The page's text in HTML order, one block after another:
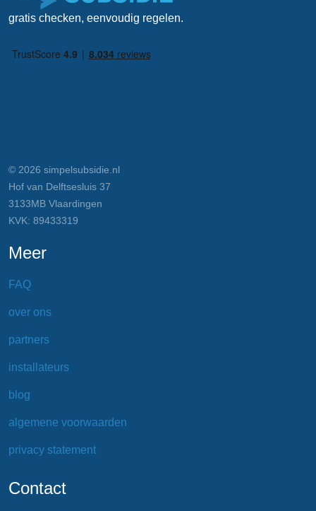
gratis checken, eenvoudig regelen.
© 2026 simpelsubsidie.nl
Hof van Delftsesluis 37
3133MB Vlaardingen
KVK: 89433319
Meer
FAQ
over ons
partners
installateurs
blog
algemene voorwaarden
privacy statement
Contact